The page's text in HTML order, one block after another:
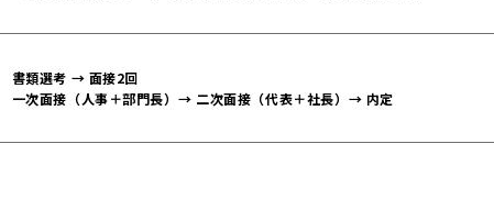
書類選考 → 面接2回
一次面接（人事＋部門長）→ 二次面接（代表＋社長）→ 内定